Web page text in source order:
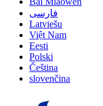
فارسی
Latviešu
Việt Nam
Eesti
Polski
Čeština
slovenčina